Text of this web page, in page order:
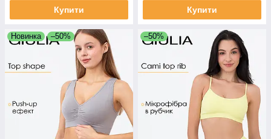
Купити Купити
Новинка –50% –50%